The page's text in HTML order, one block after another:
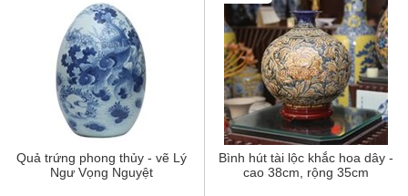
Quả trứng phong thủy - vẽ Lý
Ngư Vọng Nguyệt
Bình hút tài lộc khắc hoa dây -
cao 38cm, rộng 35cm